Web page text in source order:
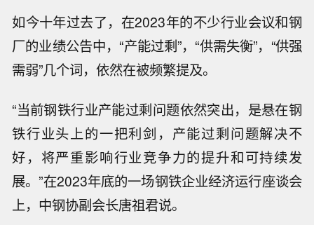
如今十年过去了，在2023年的不少行业会议和钢
厂的业绩公告中，“产能过剩”，“供需失衡”，“供强
需弱”几个词，依然在被频繁提及。
“当前钢铁行业产能过剩问题依然突出，是悬在钢
铁行业头上的一把利剑，产能过剩问题解决不
好，将严重影响行业竞争力的提升和可持续发
展。”在2023年底的一场钢铁企业经济运行座谈会
上，中钢协副会长唐祖君说。